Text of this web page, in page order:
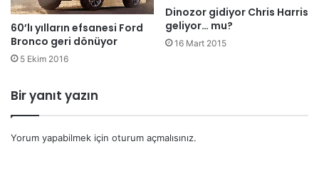
60’lı yılların efsanesi Ford
Bronco geri dönüyor
5 Ekim 2016
Dinozor gidiyor Chris Harris
geliyor… mu?
16 Mart 2015
Bir yanıt yazın
Yorum yapabilmek için oturum açmalısınız.